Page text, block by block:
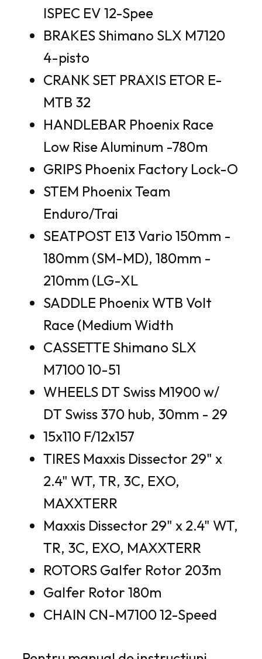
ISPEC EV 12-Spee
BRAKES Shimano SLX M7120
4-pisto
CRANK SET PRAXIS ETOR E-
MTB 32
HANDLEBAR Phoenix Race
Low Rise Aluminum -780m
GRIPS Phoenix Factory Lock-O
STEM Phoenix Team
Enduro/Trai
SEATPOST E13 Vario 150mm -
180mm (SM-MD), 180mm -
210mm (LG-XL
SADDLE Phoenix WTB Volt
Race (Medium Width
CASSETTE Shimano SLX
M7100 10-51
WHEELS DT Swiss M1900 w/
DT Swiss 370 hub, 30mm - 29
15x110 F/12x157
TIRES Maxxis Dissector 29" x
2.4" WT, TR, 3C, EXO,
MAXXTERR
Maxxis Dissector 29" x 2.4" WT,
TR, 3C, EXO, MAXXTERR
ROTORS Galfer Rotor 203m
Galfer Rotor 180m
CHAIN CN-M7100 12-Speed